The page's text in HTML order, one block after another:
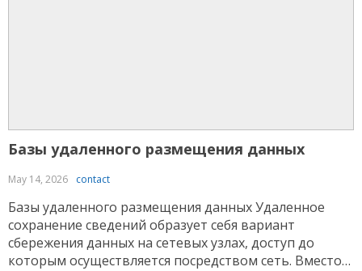
Базы удаленного размещения данных
May 14, 2026 contact
Базы удаленного размещения данных Удаленное
сохранение сведений образует себя вариант
сбережения данных на сетевых узлах, доступ до
которым осуществляется посредством сеть. Вместо